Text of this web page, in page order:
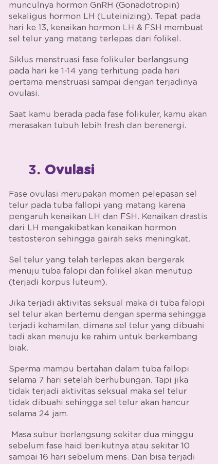
munculnya hormon GnRH (Gonadotropin)
sekaligus hormon LH (Luteinizing). Tepat pada
hari ke 13, kenaikan hormon LH & FSH membuat
sel telur yang matang terlepas dari folikel.
Siklus menstruasi fase folikuler berlangsung
pada hari ke 1-14 yang terhitung pada hari
pertama menstruasi sampai dengan terjadinya
ovulasi.
Saat kamu berada pada fase folikuler, kamu akan
merasakan tubuh lebih fresh dan berenergi.
3. Ovulasi
Fase ovulasi merupakan momen pelepasan sel
telur pada tuba fallopi yang matang karena
pengaruh kenaikan LH dan FSH. Kenaikan drastis
dari LH mengakibatkan kenaikan hormon
testosteron sehingga gairah seks meningkat.
Sel telur yang telah terlepas akan bergerak
menuju tuba falopi dan folikel akan menutup
(terjadi korpus luteum).
Jika terjadi aktivitas seksual maka di tuba falopi
sel telur akan bertemu dengan sperma sehingga
terjadi kehamilan, dimana sel telur yang dibuahi
tadi akan menuju ke rahim untuk berkembang
biak.
Sperma mampu bertahan dalam tuba fallopi
selama 7 hari setelah berhubungan. Tapi jika
tidak terjadi aktivitas seksual maka sel telur
tidak dibuahi sehingga sel telur akan hancur
selama 24 jam.
Masa subur berlangsung sekitar dua minggu
sebelum fase haid berikutnya atau sekitar 10
sampai 16 hari sebelum mens. Dan bisa terjadi